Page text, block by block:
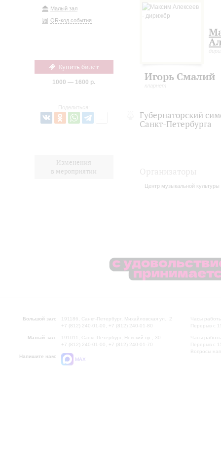
Малый зал
QR-код события
Купить билет
1000 — 1600 р.
Поделиться:
Изменения
в мероприятии
Игорь Смалий
кларнет
Губернаторский
Санкт-Петербурга
Центр музыкальной культуры
Большой зал:
191186, Санкт-Петербург, Михайловская ул., 2
+7 (812) 240-01-00, +7 (812) 240-01-80
Малый зал:
191011, Санкт-Петербург, Невский пр., 30
+7 (812) 240-01-00, +7 (812) 240-01-70
Напишите нам:
MAX
Часы
Перерыв с
Часы
Перерыв с
Вопросы